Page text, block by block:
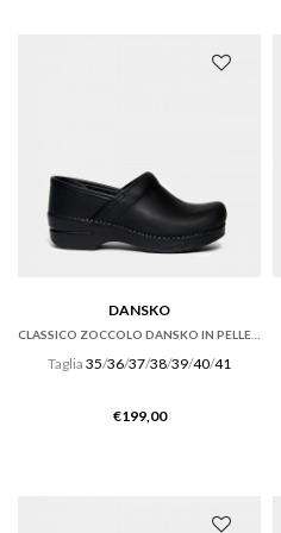
DANSKO
CLASSICO ZOCCOLO DANSKO IN PELLE NERO OILED.
Taglia 35/36/37/38/39/40/41
€199,00